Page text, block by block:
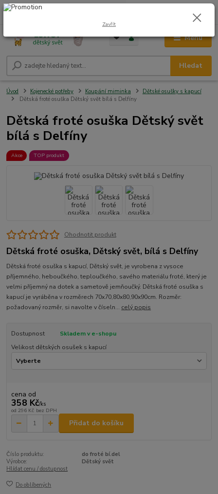
Menu
Hledat
+420 604 278 943 0,00 Kč
Úvod Kojenecké potřeby Koupání miminka
Dětské osušky s kapucí
Dětská froté osuška Dětský svět bílá s Delfíny
Dětská froté osuška Dětský svět
bílá s Delfíny
Akce TOP produkt
Ohodnotit produkt
Dětská froté osuška, Dětský svět, bílá s Delfíny
Dětská froté osuška s kapucí, Dětský svět, je vyrobena z vysoce
příjemného, heboučkého, teploučkého, savého materiálu froté, který je
velmi příjemný na dotek a sametově jemňoučký. Dětská froté osuška s
kapucí je vyráběna v rozměrech 70x70,80x80,90x90cm. Rozměr:
požadovaný rozměr, si navolte v číseln... celý popis
Dostupnost
Skladem v e-shopu
Velikost dětských osušek s kapucí
cena od
358 Kč/ks
od 296 Kč bez DPH
Přidat do košíku
Číslo produktu:
do froté bí.del
Výrobce:
Dětský svět
Hlídat cenu / dostupnost
Do oblíbených
Zavřít